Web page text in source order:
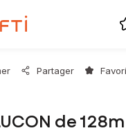
Partager
de